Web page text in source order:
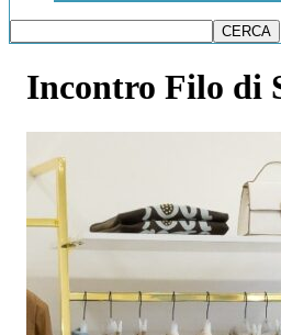
Incontro Filo di